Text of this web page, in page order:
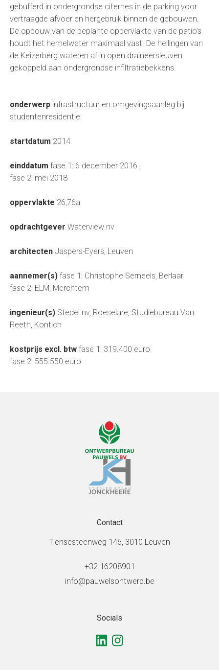
gebufferd in ondergrondse citernes in de parking voor
vertraagde afvoer en hergebruik binnen de gebouwen.
De opbouw van de beplante oppervlakte van de patio’s
houdt het hemelwater maximaal vast. De hellingen van
de Keizerberg wateren af in open draineersleuven
gekoppeld aan ondergrondse infiltratiebekkens.
onderwerp infrastructuur en omgevingsaanleg bij
studentenresidentie
startdatum 2014
einddatum fase 1: 6 december 2016 ,
fase 2: mei 2018
oppervlakte 26,76a
opdrachtgever Waterview nv
architecten Jaspers-Eyers, Leuven
aannemer(s) fase 1: Christophe Serneels, Berlaar
fase 2: ELM, Merchtem
ingenieur(s) Stedel nv, Roeselare, Studiebureau Van
Reeth, Kontich
kostprijs excl. btw fase 1: 319.400 euro
fase 2: 555.550 euro
Contact
Tiensesteenweg 146, 3010 Leuven
+32 16208901
info@pauwelsontwerp.be
Socials